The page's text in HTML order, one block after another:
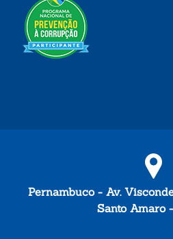
Pernambuco - Av.
Santo Amaro